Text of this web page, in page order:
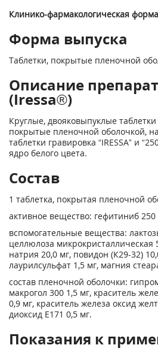
Клинико-фармакологическая форма
Форма выпуска
Таблетки, покрытые пленочной
Описание
(Iressa®)
Круглые, двояковыпуклые
покрытые пленочной оболочкой,
таблетки гравировка “IRESSA” и
ядро белого цвета.
Состав
1 таблетка, покрытая пленочной
активное вещество: гефитиниб 250
вспомогательные вещества:
целлюлоза микрокристаллическая
натрия 20,0 мг, повидон (К29-32)
лаурилсульфат 1,5 мг, магния
состав пленочной оболочки:
макрогол 300 1,5 мг, краситель
0,9 мг, краситель железа оксид
диоксид Е171 0,5 мг.
Показания к